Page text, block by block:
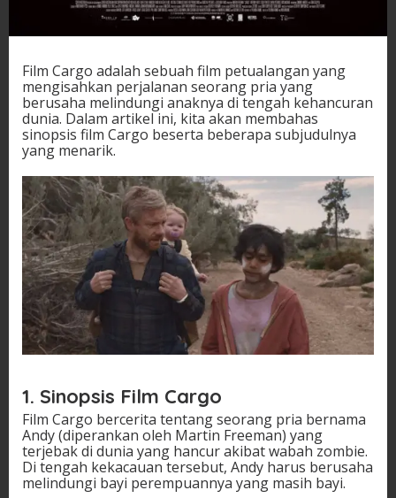
Film Cargo adalah sebuah film petualangan yang
mengisahkan perjalanan seorang pria yang
berusaha melindungi anaknya di tengah kehancuran
dunia. Dalam artikel ini, kita akan membahas
sinopsis film Cargo beserta beberapa subjudulnya
yang menarik.
1. Sinopsis Film Cargo
Film Cargo bercerita tentang seorang pria bernama
Andy (diperankan oleh Martin Freeman) yang
terjebak di dunia yang hancur akibat wabah zombie.
Di tengah kekacauan tersebut, Andy harus berusaha
melindungi bayi perempuannya yang masih bayi.